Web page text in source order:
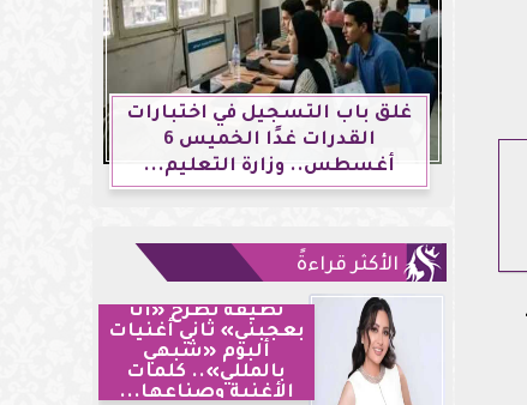
غلق باب التسجيل في اختبارات
القدرات غدًا الخميس 6
أغسطس.. وزارة التعليم...
الأكثر قراءةً
لطيفة تطرح «أنا
بعجبني» ثاني أغنيات
ألبوم «شبهي
بالمللي».. كلمات
الأغنية وصناعها...